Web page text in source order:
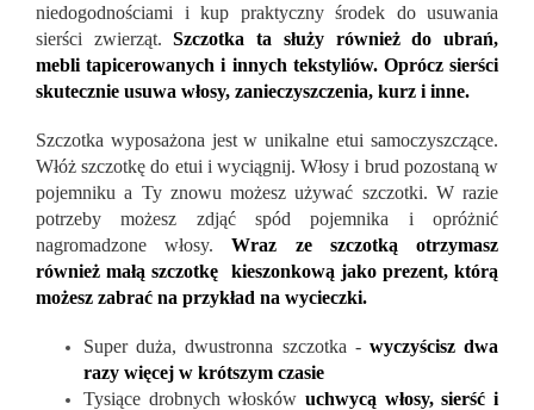
niedogodnościami i kup praktyczny środek do usuwania
sierści zwierząt.Szczotka ta służy również do ubrań,
mebli tapicerowanych i innych tekstyliów. Oprócz sierści
skutecznie usuwa włosy, zanieczyszczenia, kurz i inne.
Szczotka wyposażona jest w unikalne etui samoczyszczące.
Włóż szczotkę do etui i wyciągnij. Włosy i brud pozostaną w
pojemniku a Ty znowu możesz używać szczotki. W razie
potrzeby możesz zdjąć spód pojemnika i opróżnić
nagromadzone włosy.
Wraz ze szczotką otrzymasz
również małą szczotkę kieszonkową jako prezent, którą
możesz zabrać na przykład na wycieczki.
Super duża, dwustronna szczotka - wyczyścisz dwa
razy więcej w krótszym czasie
Tysiące drobnych włosków uchwycą włosy, sierść i